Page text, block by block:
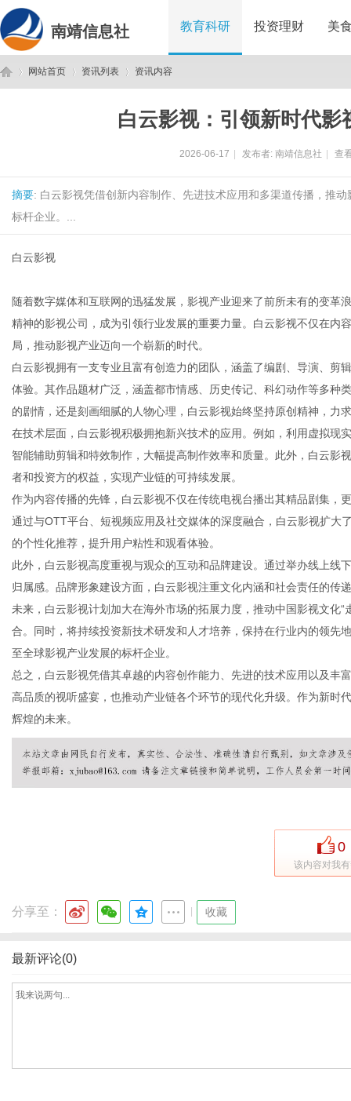
南靖信息社 教育科研 投资理财 美
网站首页 资讯列表 资讯内容
白云影视：引领新时代
2026-06-17 发布者: 南靖信息社 查
摘要: 白云影视凭借创新内容制作、先进技术应用和多渠道传播，推
标杆企业。...
白云影视
随着数字媒体和互联网的迅猛发展，影视产业迎来了前所未有的变革
精神的影视公司，成为引领行业发展的重要力量。白云影视不仅在内
局，推动影视产业迈向一个崭新的时代。
白云影视拥有一支专业且富有创造力的团队，涵盖了编剧、导演、剪
体验。其作品题材广泛，涵盖都市情感、历史传记、科幻动作等多种
的剧情，还是刻画细腻的人物心理，白云影视始终坚持原创精神，力
在技术层面，白云影视积极拥抱新兴技术的应用。例如，利用虚拟现
智能辅助剪辑和特效制作，大幅提高制作效率和质量。此外，白云影
者和投资方的权益，实现产业链的可持续发展。
作为内容传播的先锋，白云影视不仅在传统电视台播出其精品剧集，
通过与OTT平台、短视频应用及社交媒体的深度融合，白云影视扩大
的个性化推荐，提升用户粘性和观看体验。
此外，白云影视高度重视与观众的互动和品牌建设。通过举办线上线
归属感。品牌形象建设方面，白云影视注重文化内涵和社会责任的传
未来，白云影视计划加大在海外市场的拓展力度，推动中国影视文化
合。同时，将持续投资新技术研发和人才培养，保持在行业内的领先
至全球影视产业发展的标杆企业。
总之，白云影视凭借其卓越的内容创作能力、先进的技术应用以及丰
高品质的视听盛宴，也推动产业链各个环节的现代化升级。作为新时
辉煌的未来。
0
该内容对我
分享至： 收藏
最新评论(0)